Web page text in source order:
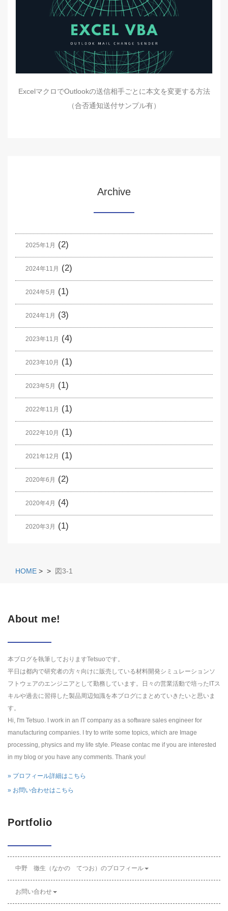
ExcelマクロでOutlookの送信相手ごとに本文を変更する方法
（合否通知送付サンプル有）
Archive
2025年1月 (2)
2024年11月 (2)
2024年5月 (1)
2024年1月 (3)
2023年11月 (4)
2023年10月 (1)
2023年5月 (1)
2022年11月 (1)
2022年10月 (1)
2021年12月 (1)
2020年6月 (2)
2020年4月 (4)
2020年3月 (1)
HOME > > 図3-1
About me!
本ブログを執筆しておりますTetsuoです。
平日は都内で研究者の方々向けに販売している材料開発シミュレーションソ
フトウェアのエンジニアとして勤務しています。日々の営業活動で培ったITス
キルや過去に習得した製品周辺知識を本ブログにまとめていきたいと思いま
す。
Hi, I'm Tetsuo. I work in an IT company as a software sales engineer for
manufacturing companies. I try to write some topics, which are Image
processing, physics and my life style. Please contac me if you are interested
in my blog or you have any comments. Thank you!
» プロフィール詳細はこちら
» お問い合わせはこちら
Portfolio
中野 徹生（なかの てつお）のプロフィール
お問い合わせ